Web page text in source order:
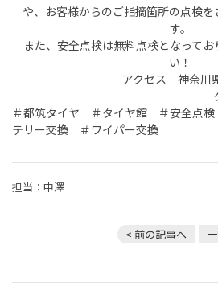
や、お客様からのご指摘箇所の点検
す。
また、安全点検は無料点検となって
い！
アクセス 神奈川
＃都筑タイヤ ＃タイヤ館 ＃安全点
テリー交換 ＃ワイパー交換
担当：中澤
< 前の記事へ